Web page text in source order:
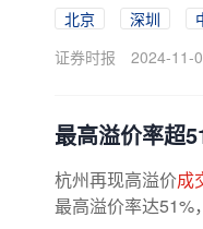
北京 深圳
证券时报
2024-11-
最高溢价率超
杭州再现高溢价成
最高溢价率达51%